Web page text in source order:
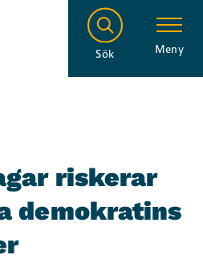
Sök Meny
riskerar
demokratins